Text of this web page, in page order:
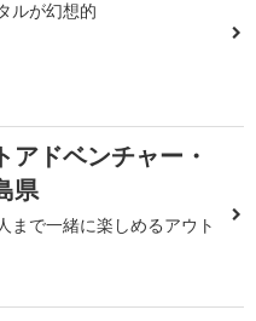
ルが幻想的
アドベンチャー・
県
まで一緒に楽しめるアウト